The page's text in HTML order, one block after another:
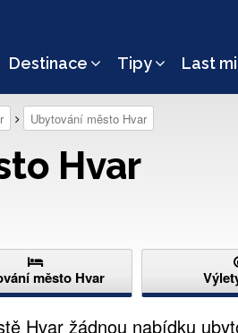
Destinace Tipy Last
Ubytování město Hvar
Hvar
město Hvar
Hvar žádnou nabídku